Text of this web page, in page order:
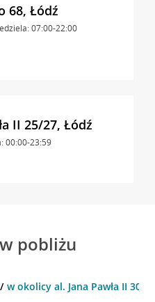
68, Łódź
07:00-22:00
II 25/27, Łódź
00:00-23:59
pobliżu
w okolicy al. Jana Pawła II 30 ,